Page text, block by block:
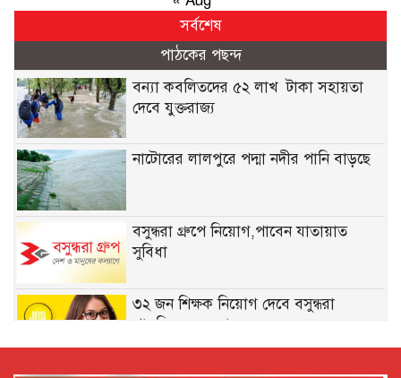
সর্বশেষ
পাঠকের পছন্দ
বন্যা কব‌লিতদের ৫২ লাখ টাকা সহায়তা
দেবে যুক্তরাজ্য
নাটোরের লালপুরে পদ্মা নদীর পানি বাড়ছে
বসুন্ধরা গ্রুপে নিয়োগ,পাবেন যাতায়াত
সুবিধা
৩২ জন শিক্ষক নিয়োগ দেবে বসুন্ধরা
পাবলিক স্কুল অ্যান্ড কলেজ